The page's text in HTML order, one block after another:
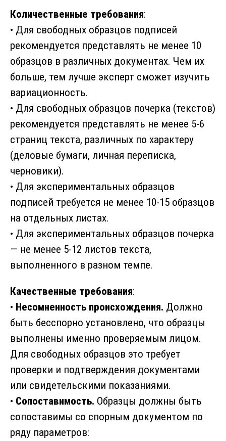
Количественные требования:
• Для свободных образцов подписей
рекомендуется представлять не менее 10
образцов в различных документах. Чем их
больше, тем лучше эксперт сможет изучить
вариационность.
• Для свободных образцов почерка (текстов)
рекомендуется представлять не менее 5-6
страниц текста, различных по характеру
(деловые бумаги, личная переписка,
черновики).
• Для экспериментальных образцов
подписей требуется не менее 10-15 образцов
на отдельных листах.
• Для экспериментальных образцов почерка
— не менее 5-12 листов текста,
выполненного в разном темпе.
Качественные требования:
• Несомненность происхождения. Должно
быть бесспорно установлено, что образцы
выполнены именно проверяемым лицом.
Для свободных образцов это требует
проверки и подтверждения документами
или свидетельскими показаниями.
• Сопоставимость. Образцы должны быть
сопоставимы со спорным документом по
ряду параметров: